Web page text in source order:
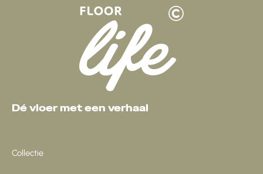
Dé vloer met een verhaal
Collectie